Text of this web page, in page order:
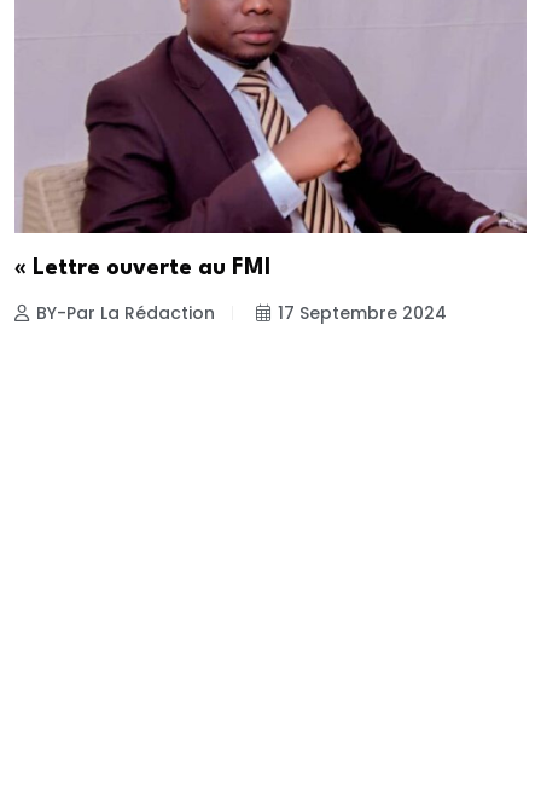
« Lettre ouverte au FMI
BY-Par La Rédaction 17 Septembre 2024